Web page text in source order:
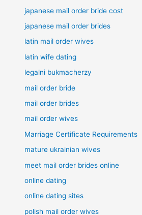
japanese mail order bride cost
japanese mail order brides
latin mail order wives
latin wife dating
legalni bukmacherzy
mail order bride
mail order brides
mail order wives
Marriage Certificate Requirements
mature ukrainian wives
meet mail order brides online
online dating
online dating sites
polish mail order wives